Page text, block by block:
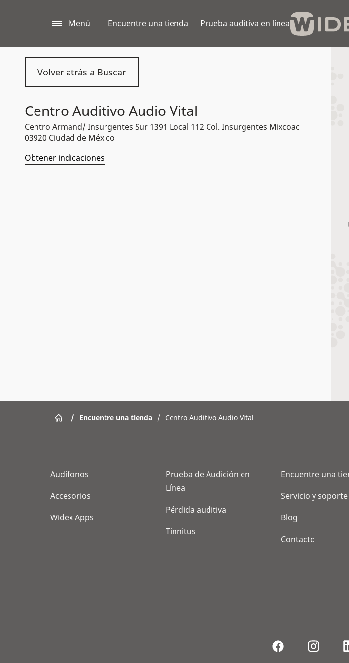
Menú Encuentre una tienda Prueba auditiva en línea
Volver atrás a Buscar
Centro Auditivo Audio Vital
Centro Armand/ Insurgentes Sur 1391 Local 112 Col. Insurgentes Mixcoac
03920 Ciudad de México
Obtener indicaciones
/ Encuentre una tienda / Centro Auditivo Audio Vital
Audífonos
Accesorios
Widex Apps
Prueba de Audición en
Línea
Pérdida auditiva
Tinnitus
Encuentre una
Servicio y soporte
Blog
Contacto